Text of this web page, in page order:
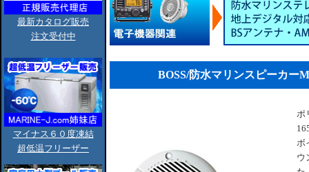
最新カタログ販売
注文受付中
マイナス６０度凍結
超低温フリーザー
BOSS/防水マリンスピーカー
ポ
ボ
ウ